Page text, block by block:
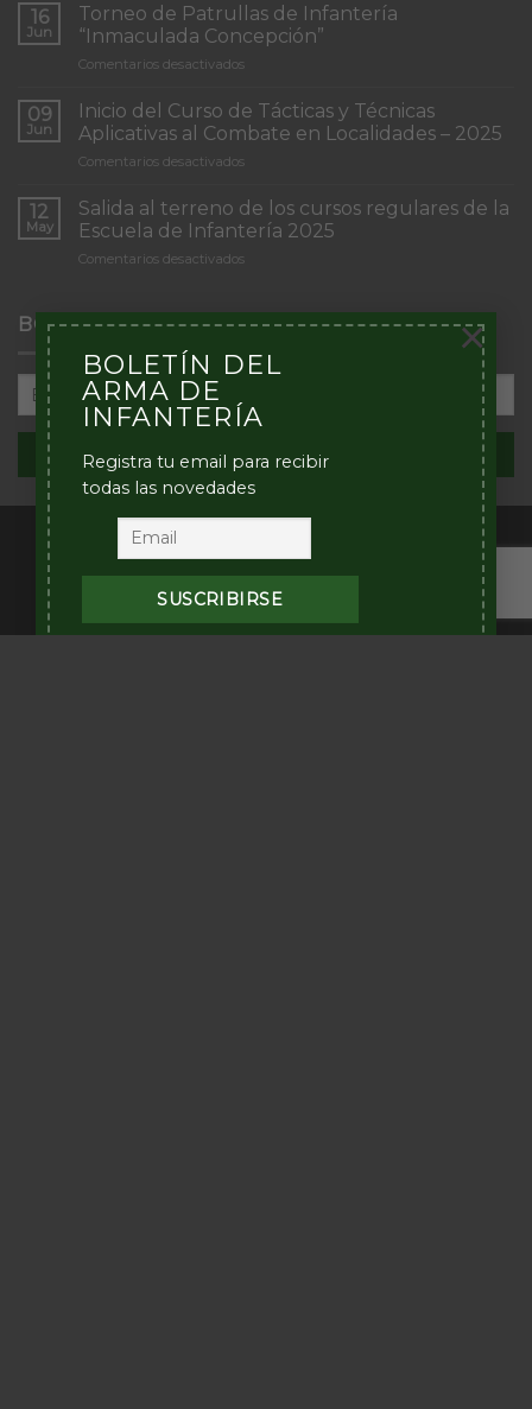
BOLETÍN DEL
ARMA DE
INFANTERÍA
Registra tu email para recibir
todas las novedades
×
16
Jun
Torneo de Patrullas de Infantería
“Inmaculada Concepción”
Comentarios desactivados
Patrullas
de
Infantería
Concepción”
09
Jun
Inicio del Curso de Tácticas y Técnicas
Aplicativas al Combate en Localidades – 2025
Comentarios desactivados
del
Curso
de
Tácticas
Aplicativas
Combate
–
12
May
Salida al terreno de los cursos regulares de la
Escuela de Infantería 2025
Comentarios desactivados
terreno
los
cursos
de
Escuela
Infantería
2025
BOLETÍN DEL ARMA DE INFANTERÍA
Desarrollado por
Infantería Argentina 2026 © - Todos los derechos
reservados